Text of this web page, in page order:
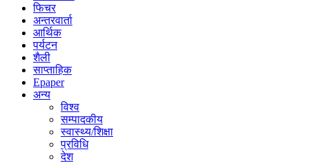
फिचर
अन्तरवार्ता
आर्थिक
पर्यटन
शैली
साप्ताहिक
Epaper
अन्य
विश्व
सम्पादकीय
स्वास्थ्य/शिक्षा
प्रविधि
देश